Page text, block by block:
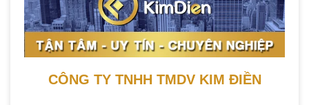
CÔNG TY TNHH TMDV KIM ĐIỀN